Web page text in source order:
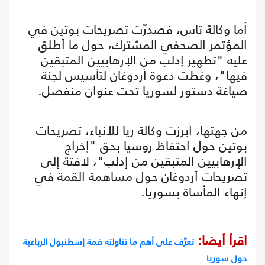
أما وكالة تاس، فصدرّت تصريحات بوتين في
المؤتمر الصحفي المشترك، حول ما أطلق
عليه "تطهير إدلب من الإرهابيين المتبقين
فيها"، وغطت دعوة أردوغان لتأسيس لجنة
صياغة دستور لسوريا تحت عنوان منفصل.
من جهتها، أبرزت وكالة ريا للأنباء، تصريحات
بوتين حول احتفاظ روسيا بحق "إخراج
الإرهابيين المتبقين من إدلب"، لافتة إلى
تصريحات أردوغان حول مساهمة القمة في
إنهاء المأساة بسوريا.
اقرأ أيضا:تعرّف على أهم ما تناولته قمة إسطنبول الرباعية
حول سوريا